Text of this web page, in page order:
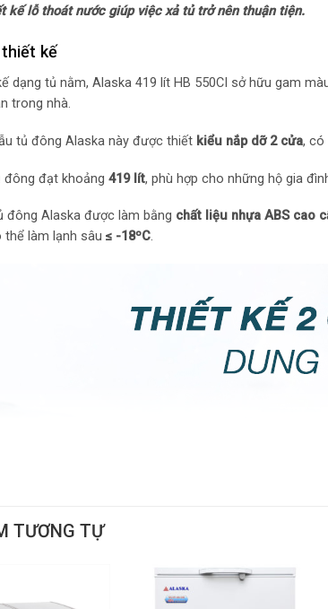
kế lỗ thoát nước giúp việc xả tủ trở nên thuận tiện.
kế
dạng tủ nằm, Alaska 419 lít HB 550CI sở hữu gam
trong nhà.
tủ đông Alaska này được thiết kiểu nắp dỡ 2 cửa, có
đông đạt khoảng 419 lít, phù hợp cho những hộ gia
đông Alaska được làm bằng chất liệu nhựa ABS cao
làm lạnh sâu ≤ -18ºC.
TƯƠNG TỰ